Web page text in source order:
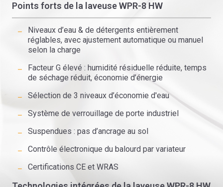
Points forts de la laveuse WPR-8 HW
Niveaux d’eau & de détergents entièrement
réglables, avec ajustement automatique ou manuel
selon la charge
Facteur G élevé : humidité résiduelle réduite, temps
de séchage réduit, économie d’énergie
Sélection de 3 niveaux d’économie d'eau
Système de verrouillage de porte industriel
Suspendues : pas d’ancrage au sol
Contrôle électronique du balourd par variateur
Certifications CE et WRAS